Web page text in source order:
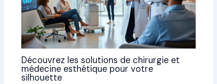
Découvrez les solutions de chirurgie et
médecine esthétique pour votre
silhouette